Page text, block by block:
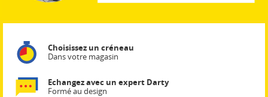
Choisissez un créneau
Dans votre magasin
Echangez avec un expert Darty
Formé au design